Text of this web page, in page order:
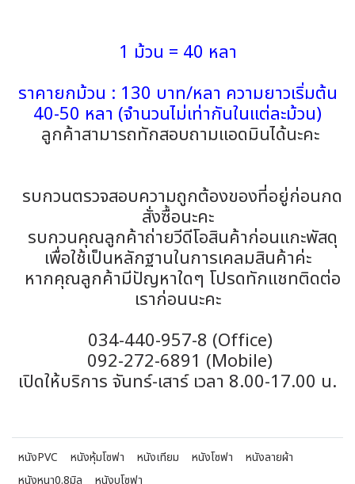
1 ม้วน = 40 หลา
ราคายกม้วน : 130 บาท/หลา ความยาวเริ่มต้น
40-50 หลา (จำนวนไม่เท่ากันในแต่ละม้วน)
ลูกค้าสามารถทักสอบถามแอดมินได้นะคะ
รบกวนตรวจสอบความถูกต้องของที่อยู่ก่อนกด
สั่งซื้อนะคะ
รบกวนคุณลูกค้าถ่ายวีดีโอสินค้าก่อนแกะพัสดุ
เพื่อใช้เป็นหลักฐานในการเคลมสินค้าค่ะ
หากคุณลูกค้ามีปัญหาใดๆ โปรดทักแชทติดต่อ
เราก่อนนะคะ
034-440-957-8 (Office)
092-272-6891 (Mobile)
เปิดให้บริการ จันทร์-เสาร์ เวลา 8.00-17.00 น.
หนังPVC หนังหุ้มโซฟา หนังเทียม หนังโซฟา
หนังลายผ้า
หนังหนา0.8มิล
หนังบุโซฟา